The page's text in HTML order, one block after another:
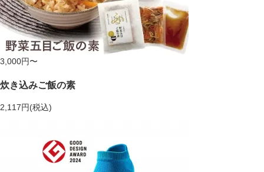
3,000円〜
炊き込みご飯の素
2,117円(税込)